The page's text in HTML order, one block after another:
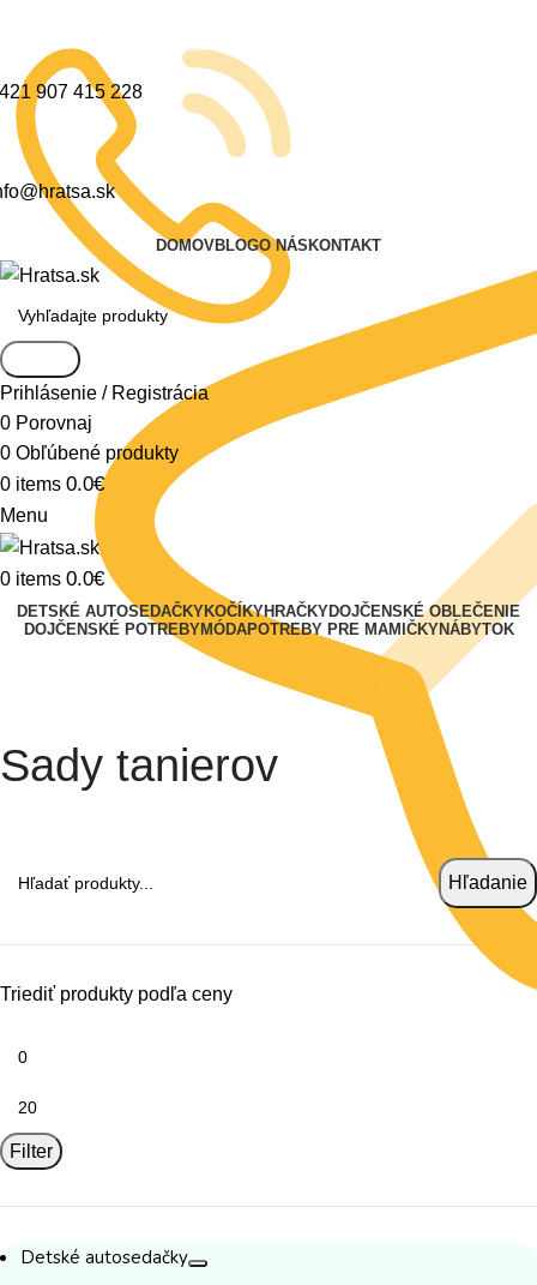
907 415 228
DOMOVBLOGO NÁS KONTAKT
Prihlásenie / Registrácia
0 Porovnaj
0 Obľúbené produkty
0 items 0.0€
Menu
0 items 0.0€
DETSKÉ AUTOSEDAČKYKOČÍKYHRAČKYDOJČENSKÉ OBLEČENIE
DOJČENSKÉ POTREBYMÓDAPOTREBY PRE MAMIČKYNÁBYTOK
Sady tanierov
Hľadanie
Triediť produkty podľa ceny
Filter
Detské autosedačky